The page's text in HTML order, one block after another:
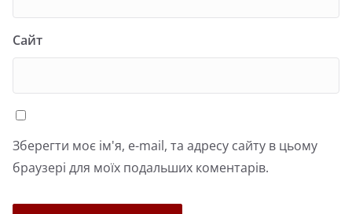
Сайт
Зберегти моє ім'я, e-mail, та адресу сайту в цьому
браузері для моїх подальших коментарів.